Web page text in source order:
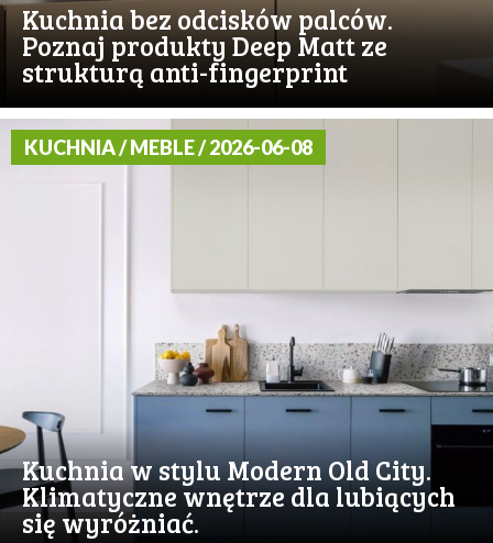
Kuchnia bez odcisków palców.
Poznaj produkty Deep Matt ze
strukturą anti-fingerprint
KUCHNIA / MEBLE / 2026-06-08
Kuchnia w stylu Modern Old City.
Klimatyczne wnętrze dla lubiących
się wyróżniać.